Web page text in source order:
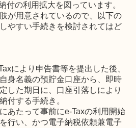
付の利用拡大を図っています。
が用意されているので、以下の
やすい手続きを検討されてはど
により申告書等を提出した後、
身名義の預貯金口座から、即時
した期日に、口座引落しにより
付する手続き。
あたって事前にe-Taxの利用開始
行い、かつ電子納税依頼兼電子